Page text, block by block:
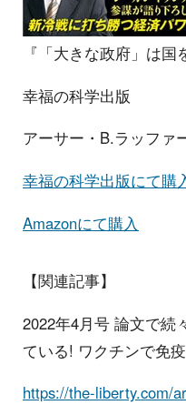
『「大きな政府」は国
幸福の科学出版
アーサー・B.ラッファ
幸福の科学出版にて購
Amazonにて購入
【関連記事】
2022年4月号 論文で続
ている! ワクチンで免
https://the-liberty.com/